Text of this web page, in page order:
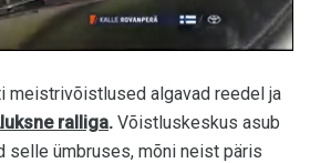
meistrivõistlused algavad reedel ja
ralliga. Võistluskeskus asub
selle ümbruses, mõni neist päris